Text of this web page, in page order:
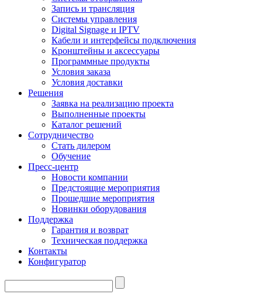
Запись и трансляция
Системы управления
Digital Signage и IPTV
Кабели и интерфейсы подключения
Кронштейны и аксессуары
Программные продукты
Условия заказа
Условия доставки
Решения
Заявка на реализацию проекта
Выполненные проекты
Каталог решений
Сотрудничество
Стать дилером
Обучение
Пресс-центр
Новости компании
Предстоящие мероприятия
Прошедшие мероприятия
Новинки оборудования
Поддержка
Гарантия и возврат
Техническая поддержка
Контакты
Конфигуратор